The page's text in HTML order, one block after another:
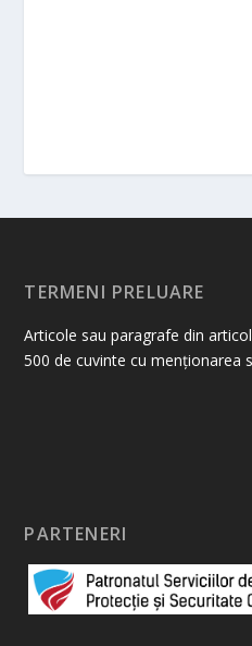
TERMENI PRELUARE
Articole sau paragrafe din
500 de cuvinte cu menționarea
PARTENERI